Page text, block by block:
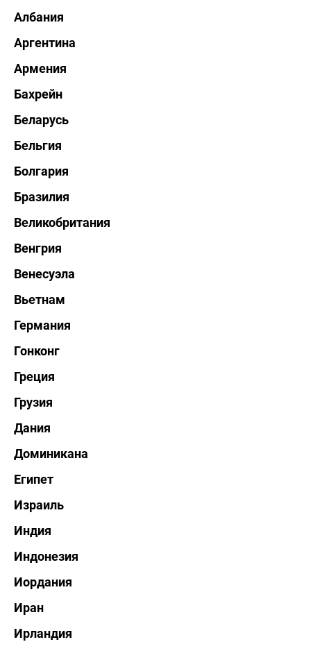
Албания
Аргентина
Армения
Бахрейн
Беларусь
Бельгия
Болгария
Бразилия
Великобритания
Венгрия
Венесуэла
Вьетнам
Германия
Гонконг
Греция
Грузия
Дания
Доминикана
Египет
Израиль
Индия
Индонезия
Иордания
Иран
Ирландия